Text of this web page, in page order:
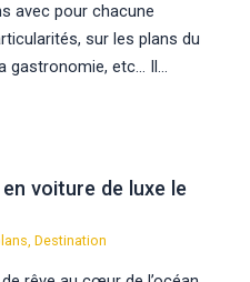
avec pour chacune
sur les plans du
gastronomie, etc… Il…
voiture de luxe le
,Destination